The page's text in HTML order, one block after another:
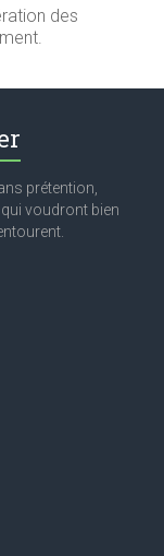
des
prétention,
voudront bien